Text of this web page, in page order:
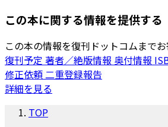
この本に関する情報を提供する
この本の情報を復刊ドットコムまで
復刊予定 著者／絶版情報 奥付情報
修正依頼二重登録報告
詳細を見る
TOP